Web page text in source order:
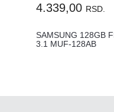
4.339,00 RSD.
SAMSUNG 128GB
3.1 MUF-128AB